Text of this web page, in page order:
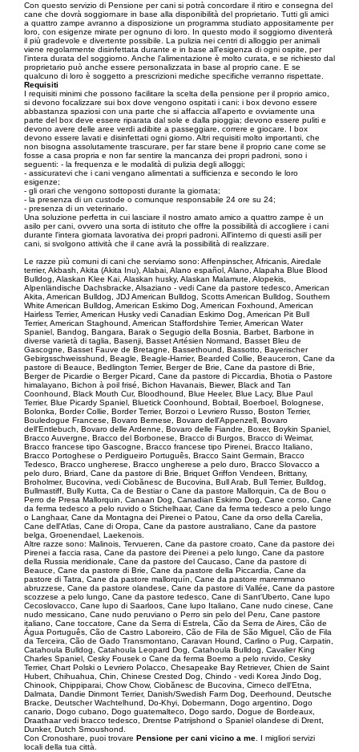
Con questo servizio di Pensione per cani si potrà concordare il ritiro e consegna del
cane che dovrà soggiornare in base alla disponibilità del proprietario. Tutti gli amici
a quattro zampe avranno a disposizione un programma studiato appositamente per
loro, con esigenze mirate per ognuno di loro. In questo modo il soggiorno diventerà
il più gradevole e divertente possibile. La pulizia nei centri di alloggio per animali
viene regolarmente disinfettata durante e in base all'esigenza di ogni ospite, per
l'intera durata del soggiorno. Anche l'alimentazione è molto curata, e se richiesto dal
proprietario può anche essere personalizzata in base al proprio cane. E se
qualcuno di loro è soggetto a prescrizioni mediche specifiche verranno rispettate.
Requisiti
I requisiti minimi che possono facilitare la scelta della pensione per il proprio amico,
si devono focalizzare sui box dove vengono ospitati i cani: i box devono essere
abbastanza spaziosi con una parte che si affaccia all'aperto e ovviamente una
parte del box deve essere riparata dal sole e dalla pioggia; devono essere puliti e
devono avere delle aree verdi adibite a passeggiare, correre e giocare. I box
devono essere lavati e disinfettati ogni giorno. Altri requisiti molto importanti, che
non bisogna assolutamente trascurare, per far stare bene il proprio cane come se
fosse a casa propria e non far sentire la mancanza dei propri padroni, sono i
seguenti: - la frequenza e le modalità di pulizia degli alloggi;
- assicuratevi che i cani vengano alimentati a sufficienza e secondo le loro
esigenze;
- gli orari che vengono sottoposti durante la giornata;
- la presenza di un custode o comunque responsabile 24 ore su 24;
- presenza di un veterinario.
Una soluzione perfetta in cui lasciare il nostro amato amico a quattro zampe è un
asilo per cani, ovvero una sorta di istituto che offre la possibilità di accogliere i cani
durante l'intera giornata lavorativa dei propri padroni. All'interno di questi asili per
cani, si svolgono attività che il cane avrà la possibilità di realizzare.
Le razze più comuni di cani che serviamo sono: Affenpinscher, Africanis, Airedale
terrier, Akbash, Akita (Akita Inu), Alabai, Alano español, Alano, Alapaha Blue Blood
Bulldog, Alaskan Klee Kai, Alaskan husky, Alaskan Malamute, Alopekis,
Alpenländische Dachsbracke, Alsaziano - vedi Cane da pastore tedesco, American
Akita, American Bulldog, JDJ American Bulldog, Scotts American Bulldog, Southern
White American Bulldog, American Eskimo Dog, American Foxhound, American
Hairless Terrier, American Husky vedi Canadian Eskimo Dog, American Pit Bull
Terrier, American Staghound, American Staffordshire Terrier, American Water
Spaniel, Bandog, Bangara, Barak o Segugio della Bosnia, Barbet, Barbone in
diverse varietà di taglia, Basenji, Basset Artésien Normand, Basset Bleu de
Gascogne, Basset Fauve de Bretagne, Bassethound, Bassotto, Bayerischer
Gebirgsschweisshund, Beagle, Beagle-Harrier, Bearded Collie, Beauceron, Cane da
pastore di Beauce, Bedlington Terrier, Berger de Brie, Cane da pastore di Brie,
Berger de Picardie o Berger Picard, Cane da pastore di Piccardia, Bhotia o Pastore
himalayano, Bichon à poil frisé, Bichon Havanais, Biewer, Black and Tan
Coonhound, Black Mouth Cur, Bloodhound, Blue Heeler, Blue Lacy, Blue Paul
Terrier, Blue Picardy Spaniel, Bluetick Coonhound, Bobtail, Boerboel, Bolognese,
Bolonka, Border Collie, Border Terrier, Borzoi o Levriero Russo, Boston Terrier,
Bouledogue Francese, Bovaro Bernese, Bovaro dell'Appenzell, Bovaro
dell'Entlebuch, Bovaro delle Ardenne, Bovaro delle Fiandre, Boxer, Boykin Spaniel,
Bracco Auvergne, Bracco del Borbonese, Bracco di Burgos, Bracco di Weimar,
Bracco francese tipo Gascogne, Bracco francese tipo Pirenei, Bracco Italiano,
Bracco Portoghese o Perdigueiro Português, Bracco Saint Germain, Bracco
Tedesco, Bracco ungherese, Bracco ungherese a pelo duro, Bracco Slovacco a
pelo duro, Briard, Cane da pastore di Brie, Briquet Griffon Vendeen, Brittany,
Broholmer, Bucovina, vedi Ciobănesc de Bucovina, Bull Arab, Bull Terrier, Bulldog,
Bullmastiff, Bully Kutta, Ca de Bestiar o Cane da pastore Mallorquin, Ca de Bou o
Perro de Presa Mallorquin, Canaan Dog, Canadian Eskimo Dog, Cane corso, Cane
da ferma tedesco a pelo ruvido o Stichelhaar, Cane da ferma tedesco a pelo lungo
o Langhaar, Cane da Montagna dei Pirenei o Patou, Cane da orso della Carelia,
Cane dell'Atlas, Cane di Oropa, Cane da pastore australiano, Cane da pastore
belga, Groenendael, Laekenois.
Altre razze sono: Malinois, Tervueren, Cane da pastore croato, Cane da pastore dei
Pirenei a faccia rasa, Cane da pastore dei Pirenei a pelo lungo, Cane da pastore
della Russia meridionale, Cane da pastore del Caucaso, Cane da pastore di
Beauce, Cane da pastore di Brie, Cane da pastore della Piccardia, Cane da
pastore di Tatra, Cane da pastore mallorquín, Cane da pastore maremmano
abruzzese, Cane da pastore olandese, Cane da pastore di Vallée, Cane da pastore
scozzese a pelo lungo, Cane da pastore tedesco, Cane di Sant'Uberto, Cane lupo
Cecoslovacco, Cane lupo di Saarloos, Cane lupo Italiano, Cane nudo cinese, Cane
nudo messicano, Cane nudo peruviano o Perro sin pelo del Peru, Cane pastore
italiano, Cane toccatore, Cane da Serra di Estrela, Cão da Serra de Aires, Cão de
Água Português, Cão de Castro Laboreiro, Cão de Fila de São Miguel, Cão de Fila
da Terceira, Cão de Gado Transmontano, Caravan Hound, Carlino o Pug, Carpatin,
Catahoula Bulldog, Catahoula Leopard Dog, Catahoula Bulldog, Cavalier King
Charles Spaniel, Cesky Fousek o Cane da ferma Boemo a pelo ruvido, Cesky
Terrier, Chart Polski o Levriero Polacco, Chesapeake Bay Retriever, Chien de Saint
Hubert, Chihuahua, Chin, Chinese Crested Dog, Chindo - vedi Korea Jindo Dog,
Chinook, Chippiparai, Chow Chow, Ciobănesc de Bucovina, Cirneco dell'Etna,
Dalmata, Dandie Dinmont Terrier, Danish/Swedish Farm Dog, Deerhound, Deutsche
Bracke, Deutscher Wachtelhund, Do-Khyi, Dobermann, Dogo argentino, Dogo
canario, Dogo cubano, Dogo guatemalteco, Dogo sardo, Dogue de Bordeaux,
Draathaar vedi bracco tedesco, Drentse Patrijshond o Spaniel olandese di Drent,
Dunker, Dutch Smoushond.
Con Cronoshare, puoi trovare Pensione per cani vicino a me . I migliori servizi
locali della tua città.